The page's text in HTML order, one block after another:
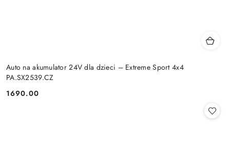
Auto na akumulator 24V dla dzieci – Extreme Sport 4x4
PA.SX2539.CZ
Cena:
1690.00